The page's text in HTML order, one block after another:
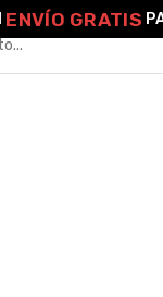
ENVÍO GRATIS